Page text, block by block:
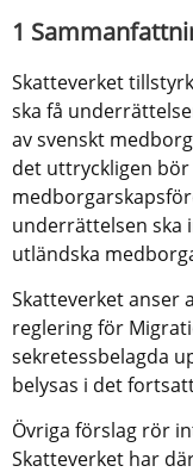
1
Skatteverket
ska få
av svenskt
det uttryckligen bör
underrättelsen ska
utländska
Skatteverket anser
reglering för
sekretessbelagda
belysas i det
Övriga förslag rör
Skatteverket har